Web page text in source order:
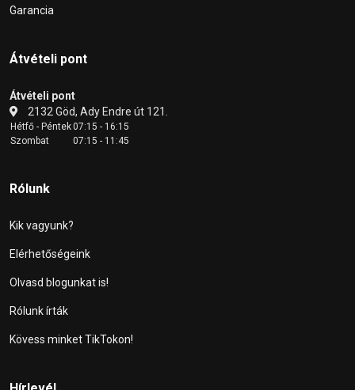
Garancia
Átvételi pont
Átvételi pont
2132 Göd, Ady Endre út 121.
Hétfő - Péntek07:15 - 16:15
Szombat
07:15 - 11:45
Rólunk
Kik vagyunk?
Elérhetőségeink
Olvasd blogunkat is!
Rólunk írták
Kövess minket TikTokon!